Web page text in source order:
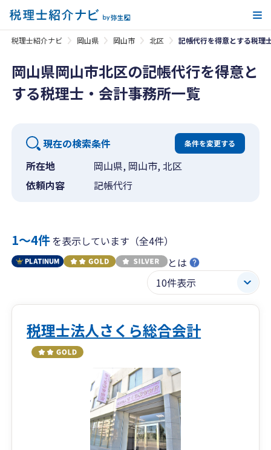
税理士紹介ナビ 岡山県 岡山市 北区 記帳代行を得意とする税理
岡山県岡山市北区の記帳代行を得意と
する税理士・会計事務所一覧
現在の検索条件 条件を変更する
所在地
岡山県, 岡山市, 北区
依頼内容
記帳代行
1〜4件を表示しています（全4件）
とは
税理士法人さくら総合会計